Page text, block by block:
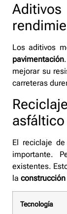
Los aditivos
pavimentación
mejorar su
carreteras
asfáltico
El reciclaje
importante.
existentes.
la
Tecnología